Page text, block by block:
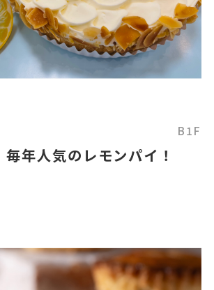
B1F
年人気のレモンパイ！